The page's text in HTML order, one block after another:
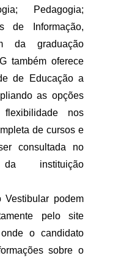
Pedagogia;
de Informação,
da graduação
também oferece
de Educação a
as opções
nos
de cursos e
consultada no
instituição
podem
pelo site
o candidato
sobre o